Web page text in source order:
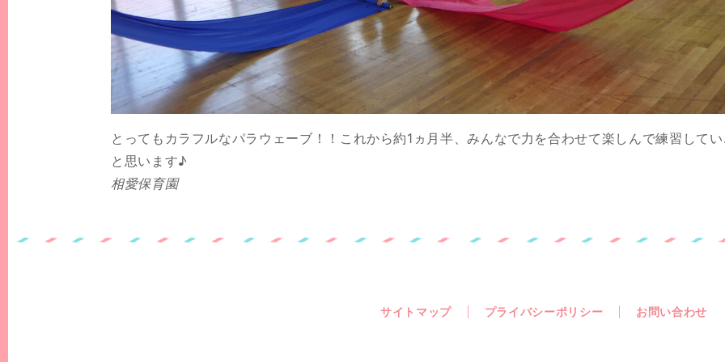
とってもカラフルなパラウェーブ！！これから約1ヵ月半、みんなで力を合わせて楽しんで練習して
と思います♪
相愛保育園
サイトマップ プライバシーポリシー お問い合わせ